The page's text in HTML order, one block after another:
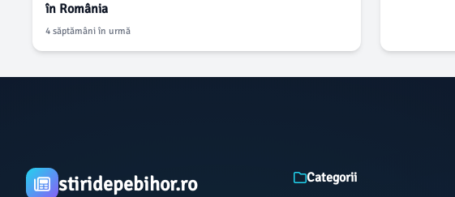
în România
4 săptămâni în urmă
stiridepebihor.ro Categorii